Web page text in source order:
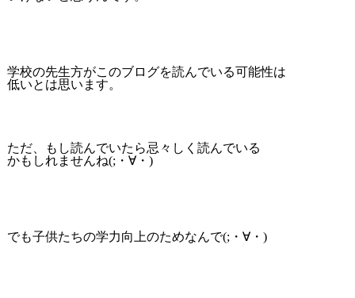
学校の先生方がこのブログを読んでいる可能性は
低いとは思います。
ただ、もし読んでいたら忌々しく読んでいる
かもしれませんね(;・∀・)
でも子供たちの学力向上のためなんで(;・∀・)